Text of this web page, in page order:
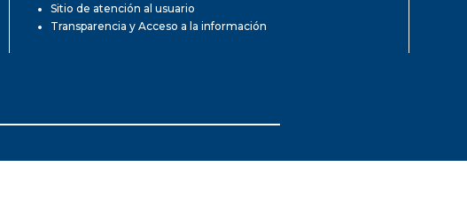
Sitio de atención al usuario
Transparencia y Acceso a la información